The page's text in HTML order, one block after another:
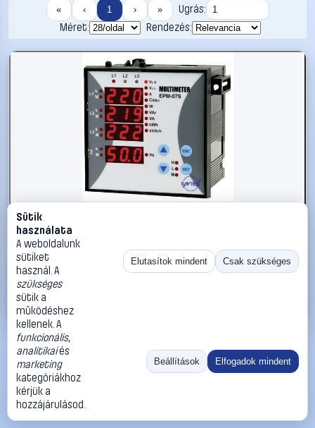
« ‹ 1 › »
Ugrás:
Méret:
Rendezés:
#103324
Beépítehtő multiméter, ENTES EPM-07S-96
ENTES Hálózati analízis mérőműszerek
132 990 Ft
Kosárba
«
Méret:
Rendezés:
©2026
ThermoScope
Cégbemutató
Sütik
használata
A weboldalunk
sütiket
használ. A
szükséges
sütik a
működéshez
kellenek. A
funkcionális,
analitikaiés
marketing
kategóriákhoz
kérjük a
hozzájárulásod.
Elutasítok mindent Csak szükséges
Beállítások Elfogadok mindent